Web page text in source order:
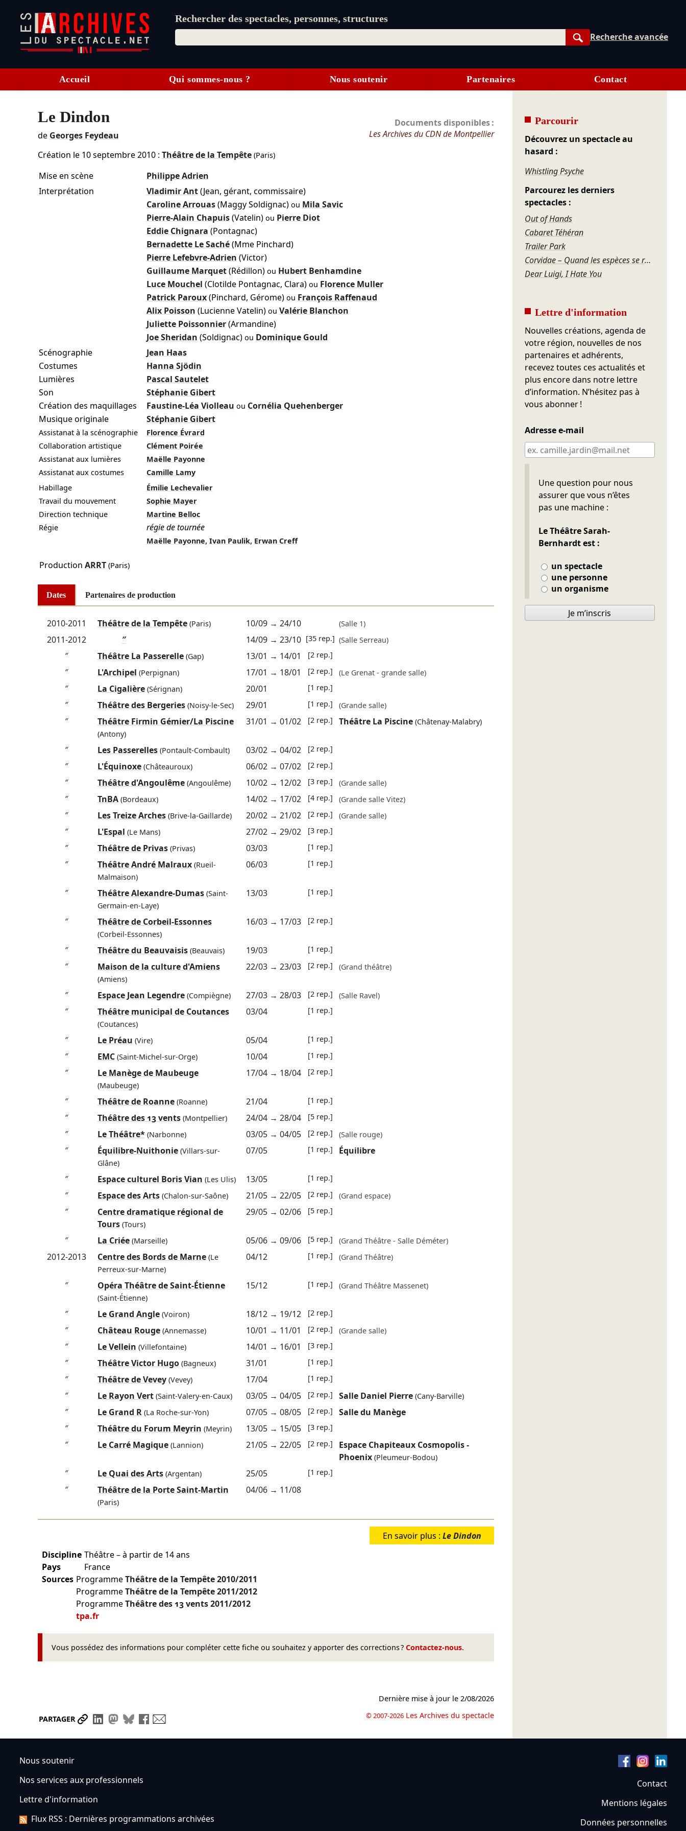
Rechercher des spectacles, personnes, structures
Rechercher
Recherche avancée
Accueil Qui sommes-nous ? Nous soutenir Partenaires Contact
Documents disponibles :
Les Archives du CDN de Montpellier
Le Dindon
de Georges Feydeau
Création le 10 septembre 2010: Théâtre de la Tempête(Paris)
Mise en scène
Philippe Adrien
Interprétation
Vladimir Ant (Jean, gérant, commissaire)
Caroline Arrouas (Maggy Soldignac) ou Mila Savic
Pierre-Alain Chapuis (Vatelin) ou Pierre Diot
Eddie Chignara (Pontagnac)
Bernadette Le Saché (Mme Pinchard)
Pierre Lefebvre-Adrien (Victor)
Guillaume Marquet (Rédillon) ou Hubert Benhamdine
Luce Mouchel (Clotilde Pontagnac, Clara) ou Florence Muller
Patrick Paroux (Pinchard, Gérome) ou François Raffenaud
Alix Poisson (Lucienne Vatelin) ou Valérie Blanchon
Juliette Poissonnier (Armandine)
Joe Sheridan (Soldignac) ou Dominique Gould
Scénographie
Jean Haas
Costumes
Hanna Sjödin
Lumières
Pascal Sautelet
Son
Stéphanie Gibert
Création des maquillages
Faustine-Léa Violleau ou Cornélia Quehenberger
Musique originale
Stéphanie Gibert
Assistanat à la scénographie
Florence Évrard
Collaboration artistique
Clément Poirée
Assistanat aux lumières
Maëlle Payonne
Assistanat aux costumes
Camille Lamy
Habillage
Émilie Lechevalier
Travail du mouvement
Sophie Mayer
Direction technique
Martine Belloc
Régie
régie de tournée
Maëlle Payonne, Ivan Paulik, Erwan Creff
Production ARRT(Paris)
Dates Partenaires de production
2010-2011 Théâtre de la Tempête(Paris) 10/09→ 24/10 (Salle 1)
2011-2012 ″ 14/09→ 23/10 [35 rep.] (Salle Serreau)
″ Théâtre La Passerelle(Gap) 13/01 → 14/01 [2 rep.]
″ L'Archipel (Perpignan) 17/01 → 18/01 [2 rep.] (Le Grenat - grande salle)
″ La Cigalière(Sérignan) 20/01 [1 rep.]
″ Théâtre des Bergeries(Noisy-le-Sec) 29/01 [1 rep.] (Grande salle)
″ Théâtre Firmin Gémier/La Piscine
(Antony)
31/01 → 01/02 [2 rep.] Théâtre La Piscine (Châtenay-Malabry)
″ Les Passerelles(Pontault-Combault) 03/02→ 04/02 [2 rep.]
″ L'Équinoxe(Châteauroux) 06/02→ 07/02 [2 rep.]
″ Théâtre d'Angoulême(Angoulême) 10/02→ 12/02 [3 rep.] (Grande salle)
″ TnBA(Bordeaux) 14/02→ 17/02 [4 rep.] (Grande salle Vitez)
″ Les Treize Arches(Brive-la-Gaillarde) 20/02→ 21/02 [2 rep.] (Grande salle)
″ L'Espal (Le Mans) 27/02→ 29/02 [3 rep.]
″ Théâtre de Privas(Privas) 03/03 [1 rep.]
″ Théâtre André Malraux(Rueil-
Malmaison)
06/03 [1 rep.]
″ Théâtre Alexandre-Dumas(Saint-
Germain-en-Laye)
13/03 [1 rep.]
″ Théâtre de Corbeil-Essonnes
(Corbeil-Essonnes)
16/03→ 17/03 [2 rep.]
″ Théâtre du Beauvaisis(Beauvais) 19/03 [1 rep.]
″ Maison de la culture d'Amiens
(Amiens)
22/03→ 23/03 [2 rep.] (Grand théâtre)
″ Espace Jean Legendre(Compiègne) 27/03→ 28/03 [2 rep.] (Salle Ravel)
″ Théâtre municipal de Coutances
(Coutances)
03/04 [1 rep.]
″ Le Préau (Vire) 05/04 [1 rep.]
″ EMC(Saint-Michel-sur-Orge) 10/04 [1 rep.]
″ Le Manège de Maubeuge
(Maubeuge)
17/04→ 18/04 [2 rep.]
″ Théâtre de Roanne(Roanne) 21/04 [1 rep.]
″ Théâtre des 13 vents(Montpellier) 24/04→ 28/04 [5 rep.]
″ Le Théâtre*(Narbonne) 03/05→ 04/05 [2 rep.] (Salle rouge)
″ Équilibre-Nuithonie(Villars-sur-
Glâne)
07/05 [1 rep.] Équilibre
″ Espace culturel Boris Vian (Les Ulis) 13/05 [1 rep.]
″ Espace des Arts(Chalon-sur-Saône) 21/05→ 22/05 [2 rep.] (Grand espace)
″
Centre dramatique régional de
Tours(Tours)
29/05→ 02/06 [5 rep.]
″ La Criée(Marseille) 05/06→ 09/06 [5 rep.] (Grand Théâtre - Salle Déméter)
2012-2013 Centre des Bords de Marne(Le
Perreux-sur-Marne)
04/12 [1 rep.] (Grand Théâtre)
″ Opéra Théâtre de Saint-Étienne
(Saint-Étienne)
15/12 [1 rep.] (Grand Théâtre Massenet)
″ Le Grand Angle(Voiron) 18/12→ 19/12 [2 rep.]
″ Château Rouge(Annemasse) 10/01 → 11/01 [2 rep.] (Grande salle)
″ Le Vellein (Villefontaine) 14/01 → 16/01 [3 rep.]
″ Théâtre Victor Hugo(Bagneux) 31/01 [1 rep.]
″ Théâtre de Vevey(Vevey) 17/04 [1 rep.]
″ Le Rayon Vert(Saint-Valery-en-Caux) 03/05→ 04/05 [2 rep.] Salle Daniel Pierre (Cany-Barville)
″ Le Grand R(La Roche-sur-Yon) 07/05→ 08/05 [2 rep.]
Salle du Manège
″
Théâtre du Forum Meyrin (Meyrin) 13/05→ 15/05 [3 rep.]
″ Le Carré Magique(Lannion) 21/05→ 22/05 [2 rep.]
Espace Chapiteaux Cosmopolis -
Phoenix (Pleumeur-Bodou)
″ Le Quai des Arts(Argentan) 25/05 [1 rep.]
″ Théâtre de la Porte Saint-Martin
(Paris)
04/06→ 11/08
En savoir plus : Le Dindon
Discipline Théâtre – à partir de 14 ans
Pays
France
Sources ProgrammeThéâtre de la Tempête2010/2011
ProgrammeThéâtre de la Tempête2011/2012
ProgrammeThéâtre des 13 vents2011/2012
tpa.fr
Vous possédez des informations pour compléter cette fiche ou souhaitez y apporter des corrections ? Contactez-nous.
PARTAGER Partager le lien
Partager sur LinkedIn
Partager sur Mastodon
Partager sur Bluesky
Partager sur Facebook
Dernière mise à jour le 2/08/2026
© 2007-2026 Les Archives du spectacle
Parcourir
Découvrez un spectacle au
hasard :
Whistling Psyche
Parcourez les derniers
spectacles :
Out of Hands
Cabaret Téhéran
Trailer Park
Corvidae – Quand les espèces se regardent
Dear Luigi, I Hate You
Lettre d'information
Nouvelles créations, agenda de
votre région, nouvelles de nos
partenaires et adhérents,
recevez toutes ces actualités et
plus encore dans notre lettre
d’information. N’hésitez pas à
vous abonner !
Adresse e-mail
Une question pour nous
assurer que vous n’êtes
pas une machine :
Le Théâtre Sarah-
Bernhardt est :
un spectacle
une personne
un organisme
Ne pas remplir
Je m’inscris
Nous soutenir
Nos services aux professionnels
Lettre d'information
Flux RSS : Dernières programmations archivées
Contact
Mentions légales
Données personnelles